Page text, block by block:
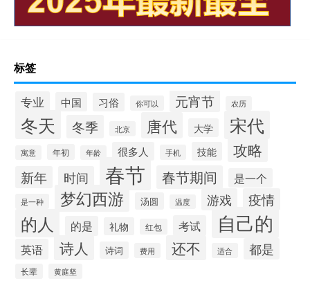
标签
专业 中国 习俗 你可以 元宵节 农历
冬天 冬季 北京 唐代 大学 宋代
寓意 年初 年龄 很多人 手机 技能 攻略
新年 时间 春节 春节期间 是一个
是一种 梦幻西游 汤圆 温度 游戏 疫情
的人 的是 礼物 红包 考试 自己的
英语 诗人 诗词 费用 还不 适合 都是
长辈 黄庭坚